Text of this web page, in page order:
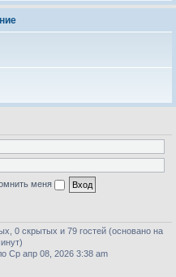
меня
0 скрытых и 79 гостей (основано на
Ср апр 08, 2026 3:38 am